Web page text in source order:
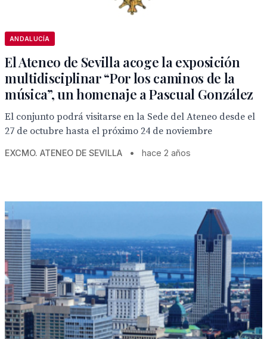
ANDALUCÍA
El Ateneo de Sevilla acoge la exposición
multidisciplinar “Por los caminos de la
música”, un homenaje a Pascual González
El conjunto podrá visitarse en la Sede del Ateneo desde el
27 de octubre hasta el próximo 24 de noviembre
EXCMO. ATENEO DE SEVILLA • hace 2 años